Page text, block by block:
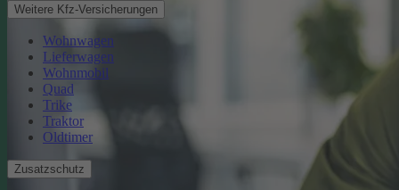
Weitere Kfz-Versicherungen
Wohnwagen
Lieferwagen
Wohnmobil
Quad
Trike
Traktor
Oldtimer
Zusatzschutz